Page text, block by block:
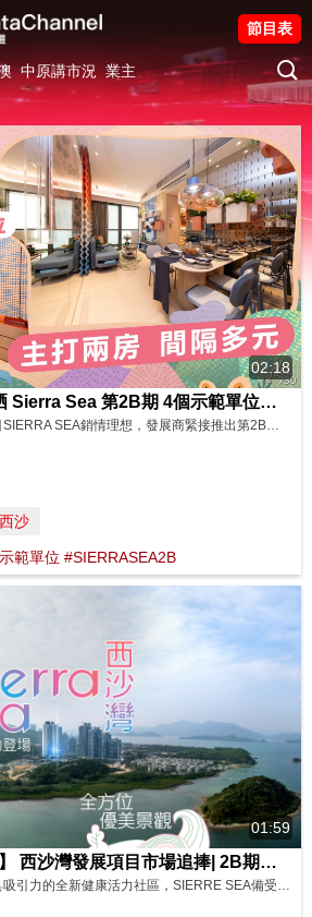
中原講市況 業主
節目表
02:18
間隔多元化 一片睇晒 Sierra Sea 第2B期 4個示範單位！ 影片來源:Finance730
西沙
範單位 #SIERRASEA2B
01:59
【SIERRA SEA 2B】 西沙灣發展項目市場追捧| 2B期接力| 全方位優美景觀 影片來源: FINANCE 730